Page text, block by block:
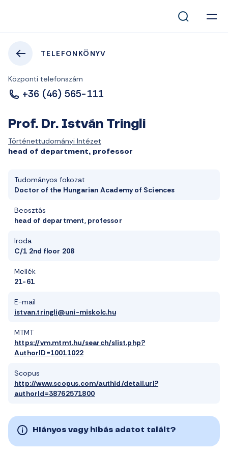
TELEFONKÖNYV
Központi telefonszám
+36 (46) 565-111
Prof. Dr. István Tringli
Történettudományi Intézet
head of department, professor
Tudományos fokozat
Doctor of the Hungarian Academy of Sciences
Beosztás
head of department, professor
Iroda
C/1 2nd floor 208
Mellék
21-61
E-mail
istvan.tringli@uni-miskolc.hu
MTMT
https://vm.mtmt.hu/search/slist.php?
AuthorID=10011022
Scopus
http://www.scopus.com/authid/detail.url?
authorId=38762571800
Hiányos vagy hibás adatot talált?